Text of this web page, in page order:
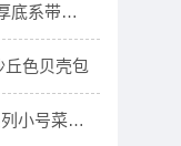
LV路易威登SKATE新款厚底系带运动鞋
丘色贝壳包
迪奥Dior Toujours竖版系列小号菜篮子包